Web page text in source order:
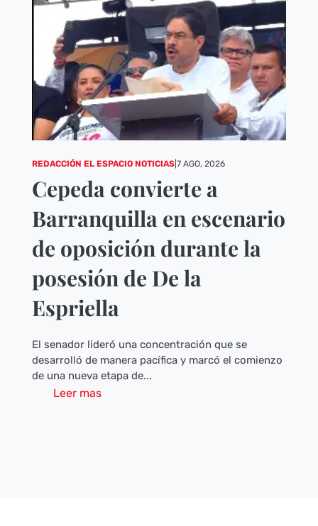
REDACCIÓN EL ESPACIO NOTICIAS| 7 AGO, 2026
Cepeda convierte a
Barranquilla en escenario
de oposición durante la
posesión de De la
Espriella
El senador lideró una concentración que se
desarrolló de manera pacífica y marcó el comienzo
de una nueva etapa de...
Leer mas